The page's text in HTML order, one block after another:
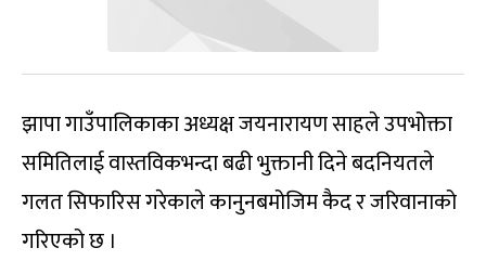
झापा गाउँपालिकाका अध्यक्ष जयनारायण साहले उपभोक्ता
समितिलाई वास्तविकभन्दा बढी भुक्तानी दिने बदनियतले
गलत सिफारिस गरेकाले कानुनबमोजिम कैद र जरिवानाको
गरिएको छ ।